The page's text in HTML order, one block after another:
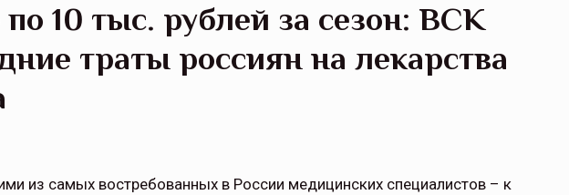
10 тыс. рублей за сезон: ВСК
траты россиян на лекарства
из самых востребованных в России медицинских специалистов – к